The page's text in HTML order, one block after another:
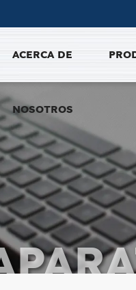
ACERCA DE
NOSOTROS